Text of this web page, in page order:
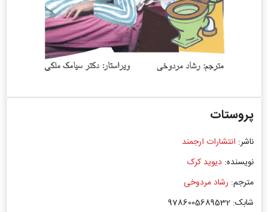
پروستات
ناشر: انتشارات ارجمند
نویسنده: دیوید کرک
مترجم: رشاد مردوخی
شابک: 9786005689532